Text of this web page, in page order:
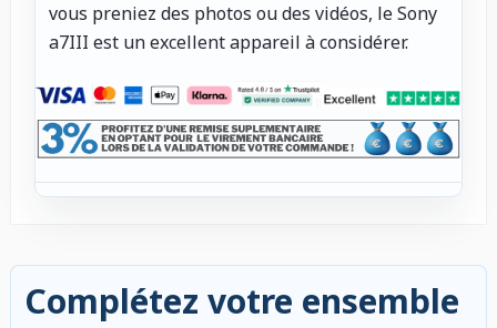
vous preniez des photos ou des vidéos, le Sony
a7III est un excellent appareil à considérer.
Complétez votre ensemble